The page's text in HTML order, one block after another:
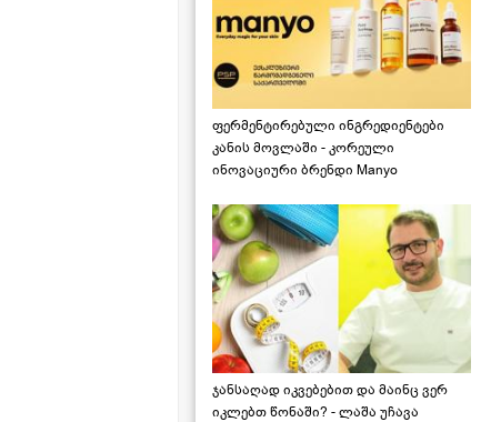
ფერმენტირებული ინგრედიენტები
კანის მოვლაში - კორეული
ინოვაციური ბრენდი Manyo
ჯანსაღად იკვებებით და მაინც ვერ
იკლებთ წონაში? - ლაშა უჩავა